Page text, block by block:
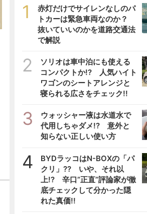
1
赤灯だけでサイレンなしのパ
トカーは緊急車両なのか？
抜いていいのかを道路交通法
で解説
2
ソリオは車中泊にも使える
コンパクトか!? 人気ハイト
ワゴンのシートアレンジと
寝られる広さをチェック!!
3
ウォッシャー液は水道水で
代用しちゃダメ!? 意外と
知らない正しい使い方
4
BYDラッコはN-BOXの「パ
クリ」?? いや、それ以
上!? 辛口”正直”評論家が徹
底チェックして分かった隠
れた真価!!